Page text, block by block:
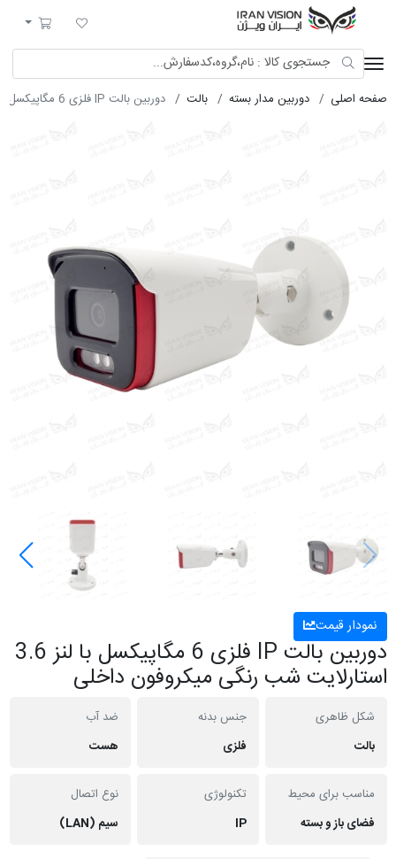
لیست مورد علاقه
سبد خرید
صفحه اصلی دوربین مدار بسته بالت دوربین بالت IP فلزی 6 مگاپیکسل با لنز 3.6 استارلایت شب رنگی میکروفون داخلی
نمودار قیمت
دوربین بالت IP فلزی 6 مگاپیکسل با لنز 3.6
استارلایت شب رنگی میکروفون داخلی
شکل ظاهری
بالت
جنس بدنه
فلزی
ضد آب
هست
مناسب برای محیط
فضای باز و بسته
تکنولوژی
IP
نوع اتصال
سیم (LAN)